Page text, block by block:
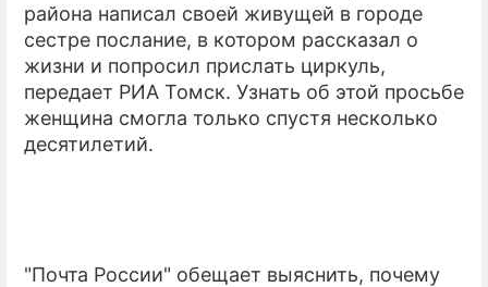
района написал своей живущей в городе
сестре послание, в котором рассказал о
жизни и попросил прислать циркуль,
передает РИА Томск. Узнать об этой просьбе
женщина смогла только спустя несколько
десятилетий.
"Почта России" обещает выяснить, почему